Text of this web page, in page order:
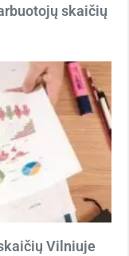
skaičių
Vilniuje